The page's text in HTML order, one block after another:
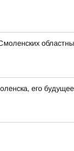
его